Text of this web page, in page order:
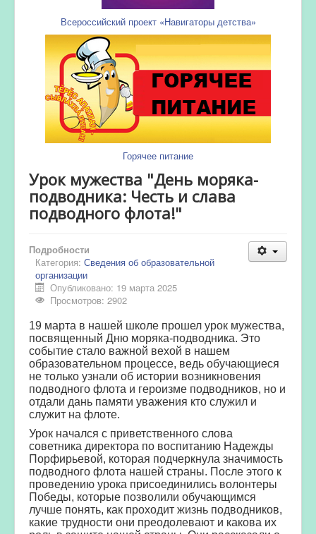
Всероссийский проект «Навигаторы детства»
Горячее питание
Урок мужества "День моряка-
подводника: Честь и слава
подводного флота!"
Подробности
Категория: Сведения об образовательной
организации
Опубликовано: 19 марта 2025
Просмотров: 2902
19 марта в нашей школе прошел урок мужества,
посвященный Дню моряка-подводника. Это
событие стало важной вехой в нашем
образовательном процессе, ведь обучающиеся
не только узнали об истории возникновения
подводного флота и героизме подводников, но и
отдали дань памяти уважения кто служил и
служит на флоте.
Урок начался с приветственного слова
советника директора по воспитанию Надежды
Порфирьевой, которая подчеркнула значимость
подводного флота нашей страны. После этого к
проведению урока присоединились волонтеры
Победы, которые позволили обучающимся
лучше понять, как проходит жизнь подводников,
какие трудности они преодолевают и какова их